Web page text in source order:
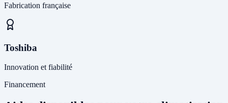
Fabrication française
Toshiba
Innovation et fiabilité
Financement